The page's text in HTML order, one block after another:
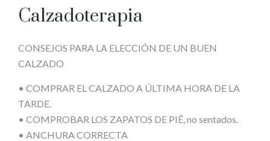
Calzadoterapia
CONSEJOS PARA LA ELECCIÓN DE UN BUEN
CALZADO
• COMPRAR EL CALZADO A ÚLTIMA HORA DE LA
TARDE.
• COMPROBAR LOS ZAPATOS DE PIÉ, no sentados.
• ANCHURA CORRECTA